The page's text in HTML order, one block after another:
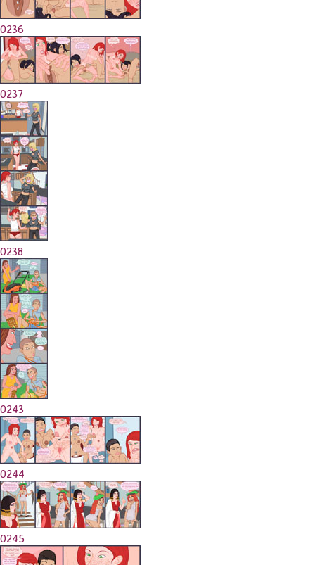
0236
0237
0238
0243
0244
0245